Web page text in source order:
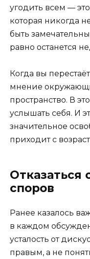
угодить всем —
которая никогда
быть
равно останется
Когда вы
мнение
пространство. В
услышать себя. И
значительное
приходит с
Отказаться
споров
Ранее казалось
в каждом
усталость от
правым, а не